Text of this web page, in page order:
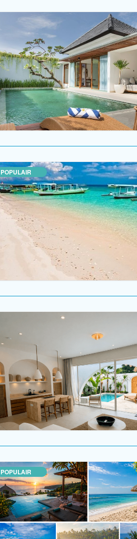
POPULAIR
POPULAIR